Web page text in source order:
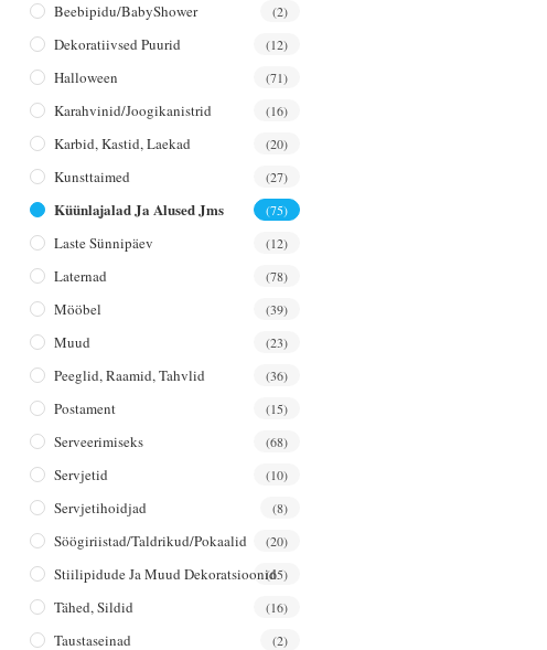
Beebipidu/BabyShower (2)
Dekoratiivsed Puurid (12)
Halloween (71)
Karahvinid/joogikanistrid (16)
Karbid, Kastid, Laekad (20)
Kunsttaimed (27)
Küünlajalad Ja Alused Jms (75)
Laste Sünnipäev (12)
Laternad (78)
Mööbel (39)
Muud (23)
Peeglid, Raamid, Tahvlid (36)
Postament (15)
Serveerimiseks (68)
Servjetid (10)
Servjetihoidjad (8)
Söögiriistad/taldrikud/pokaalid (20)
Stiilipidude Ja Muud Dekoratsioonid(65)
Tähed, Sildid (16)
Taustaseinad (2)